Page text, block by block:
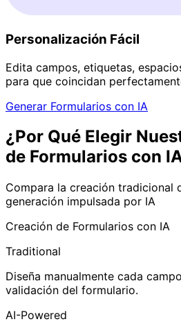
Personalización Fácil
Edita campos, etiquetas,
para que coincidan
Generar Formularios con IA
¿Por Qué Elegir
de Formularios con
Compara la creación tradicional
generación impulsada por IA
Creación de Formularios con IA
Traditional
Diseña manualmente cada
validación del formulario.
AI-Powered